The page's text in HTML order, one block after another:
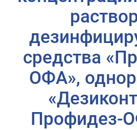
средства
ОФА»,
Профидез-